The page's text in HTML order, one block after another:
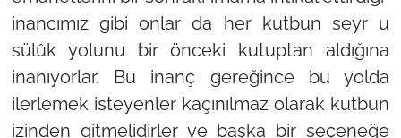
inancımız gibi onlar da her kutbun seyr u
sülûk yolunu bir önceki kutuptan aldığına
inanıyorlar. Bu inanç gereğince bu yolda
ilerlemek isteyenler kaçınılmaz olarak kutbun
izinden gitmelidirler ve başka bir seçeneğe